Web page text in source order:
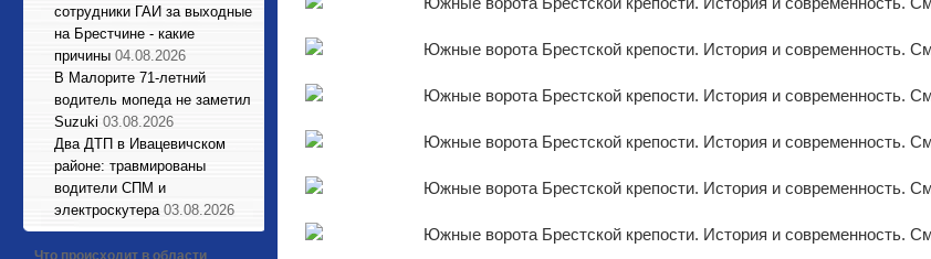
сотрудники ГАИ за выходные
на Брестчине - какие
причины 04.08.2026
В Малорите 71-летний
водитель мопеда не заметил
Suzuki 03.08.2026
Два ДТП в Ивацевичском
районе: травмированы
водители СПМ и
электроскутера 03.08.2026
Что происходит в области